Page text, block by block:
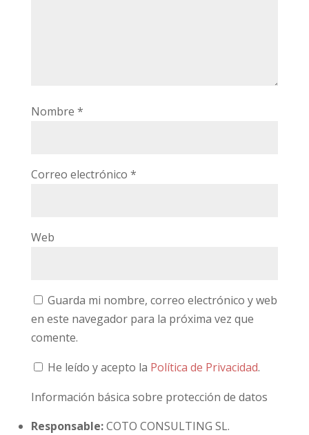
Nombre *
Correo electrónico *
Web
Guarda mi nombre, correo electrónico y web
en este navegador para la próxima vez que
comente.
He leído y acepto la Política de Privacidad.
Información básica sobre protección de datos
Responsable:COTO CONSULTING SL.